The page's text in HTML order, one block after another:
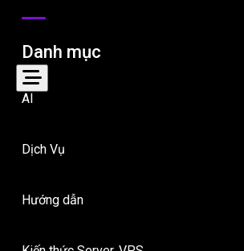
Danh mục
AI
Dịch Vụ
Hướng dẫn